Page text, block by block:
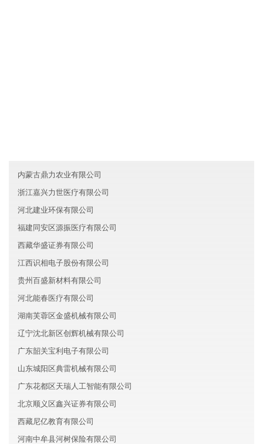
内蒙古鼎力农业有限公司
浙江嘉兴力世医疗有限公司
河北建业环保有限公司
福建同安区源振医疗有限公司
西藏华盛证券有限公司
江西识相电子股份有限公司
贵州百盛新材料有限公司
河北能春医疗有限公司
湖南芙蓉区金盛机械有限公司
辽宁沈北新区创辉机械有限公司
广东韶关宝利电子有限公司
山东城阳区典雷机械有限公司
广东花都区天瑞人工智能有限公司
北京顺义区鑫兴证券有限公司
西藏尼亿教育有限公司
河南中牟县河树保险有限公司